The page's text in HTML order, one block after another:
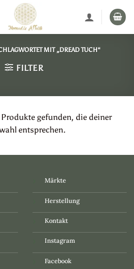
MIT „DREAD TUCH“
FILTER
gefunden, die deiner
entsprechen.
Märkte
Herstellung
Kontakt
Instagram
Facebook